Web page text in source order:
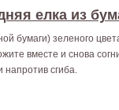
елка из
бумаги) зеленого
вместе и снова
сгиба.